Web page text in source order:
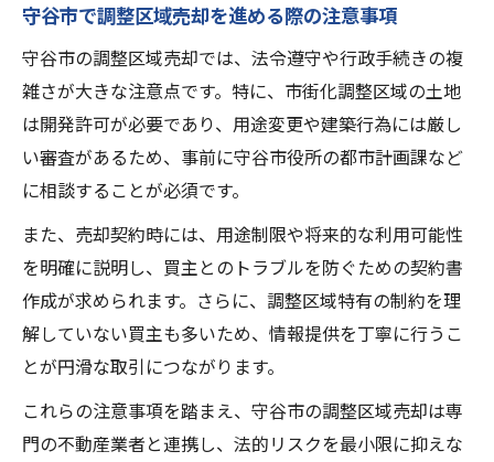
守谷市で調整区域売却を進める際の注意事項
守谷市の調整区域売却では、法令遵守や行政手続きの複
雑さが大きな注意点です。特に、市街化調整区域の土地
は開発許可が必要であり、用途変更や建築行為には厳し
い審査があるため、事前に守谷市役所の都市計画課など
に相談することが必須です。
また、売却契約時には、用途制限や将来的な利用可能性
を明確に説明し、買主とのトラブルを防ぐための契約書
作成が求められます。さらに、調整区域特有の制約を理
解していない買主も多いため、情報提供を丁寧に行うこ
とが円滑な取引につながります。
これらの注意事項を踏まえ、守谷市の調整区域売却は専
門の不動産業者と連携し、法的リスクを最小限に抑えな